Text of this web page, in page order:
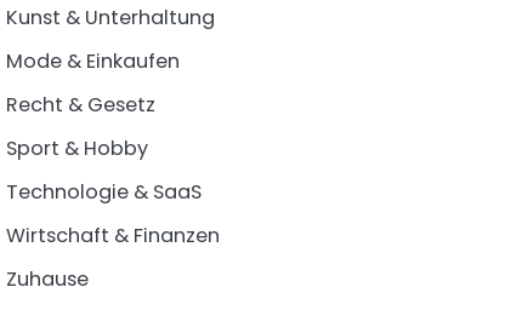
Kunst & Unterhaltung
Mode & Einkaufen
Recht & Gesetz
Sport & Hobby
Technologie & SaaS
Wirtschaft & Finanzen
Zuhause